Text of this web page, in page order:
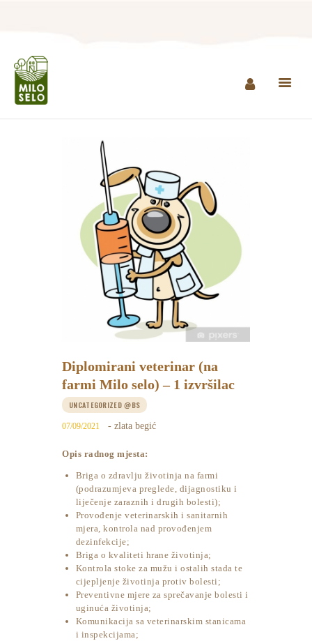
PROIZVODI
AGROTURIZAM I
RESTORAN
MINI ZOO
KONTAKT
KUPI PROIZVODE
Diplomirani veterinar (na
farmi Milo selo) – 1 izvršilac
UNCATEGORIZED @BS
07/09/2021 - zlata begić
Opis radnog mjesta:
Briga o zdravlju životinja na farmi
(podrazumjeva preglede, dijagnostiku i
liječenje zaraznih i drugih bolesti);
Provođenje veterinarskih i sanitarnih
mjera, kontrola nad provođenjem
dezinfekcije;
Briga o kvaliteti hrane životinja;
Kontrola stoke za mužu i ostalih stada te
cijepljenje životinja protiv bolesti;
Preventivne mjere za sprečavanje bolesti i
uginuća životinja;
Komunikacija sa veterinarskim stanicama
i inspekcijama;